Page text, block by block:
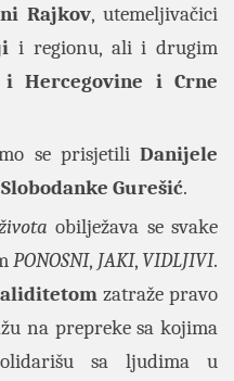
Rajkov, utemeljivačici
i regionu, ali i drugim
i Hercegovine i Crne
se prisjetili Danijele
Gurešić.
obilježava se svake
PONOSNI, JAKI, VIDLJIVI.
zatraže pravo
na prepreke sa kojima
sa ljudima u